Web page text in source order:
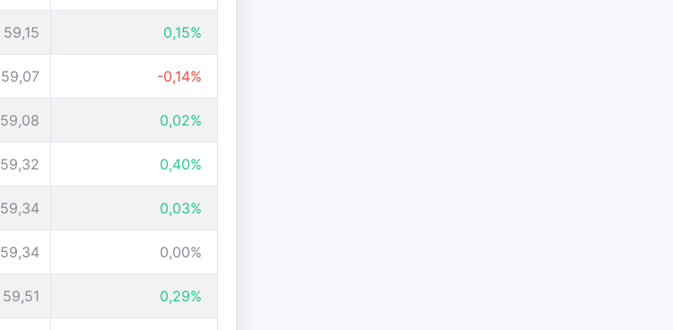
59,15 0,15%
59,07 -0,14%
59,08 0,02%
59,32 0,40%
59,34 0,03%
59,34 0,00%
59,51 0,29%